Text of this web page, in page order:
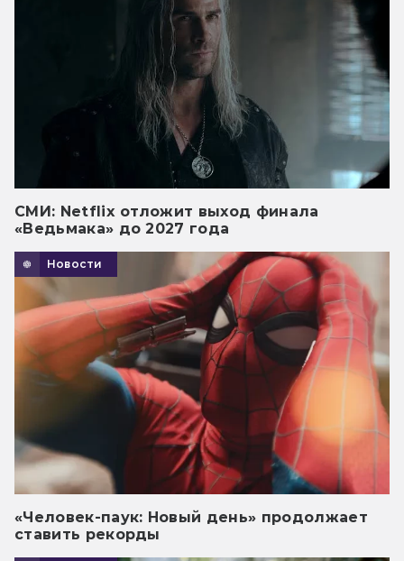
СМИ: Netflix отложит выход финала
«Ведьмака» до 2027 года
Новости
«Человек-паук: Новый день» продолжает
ставить рекорды